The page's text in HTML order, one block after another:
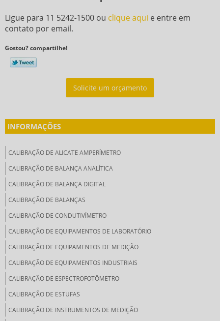
Ligue para 11 5242-1500 ou clique aqui e entre em
contato por email.
Gostou? compartilhe!
Solicite um orçamento
INFORMAÇÕES
CALIBRAÇÃO DE ALICATE AMPERÍMETRO
CALIBRAÇÃO DE BALANÇA ANALÍTICA
CALIBRAÇÃO DE BALANÇA DIGITAL
CALIBRAÇÃO DE BALANÇAS
CALIBRAÇÃO DE CONDUTIVÍMETRO
CALIBRAÇÃO DE EQUIPAMENTOS DE LABORATÓRIO
CALIBRAÇÃO DE EQUIPAMENTOS DE MEDIÇÃO
CALIBRAÇÃO DE EQUIPAMENTOS INDUSTRIAIS
CALIBRAÇÃO DE ESPECTROFOTÔMETRO
CALIBRAÇÃO DE ESTUFAS
CALIBRAÇÃO DE INSTRUMENTOS DE MEDIÇÃO